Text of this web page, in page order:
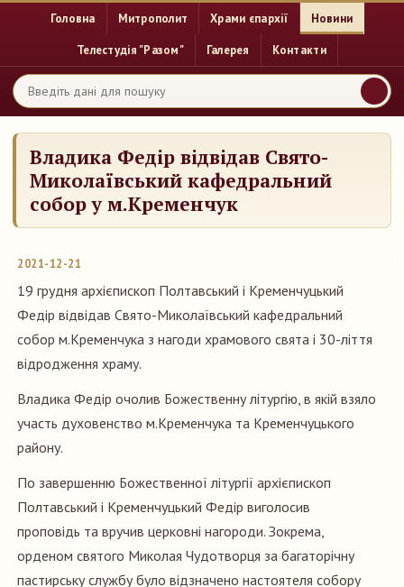
Головна Митрополит Храми єпархії Новини
Телестудія "Разом" Галерея Контакти
Владика Федір відвідав Свято-
Миколаївський кафедральний
собор у м.Кременчук
2021-12-21
19 грудня архієпископ Полтавський і Кременчуцький
Федір відвідав Свято-Миколаївський кафедральний
собор м.Кременчука з нагоди храмового свята і 30-ліття
відродження храму.
Владика Федір очолив Божественну літургію, в якій взяло
участь духовенство м.Кременчука та Кременчуцького
району.
По завершенню Божественної літургії архієпископ
Полтавський і Кременчуцький Федір виголосив
проповідь та вручив церковні нагороди. Зокрема,
орденом святого Миколая Чудотворця за багаторічну
пастирську службу було відзначено настоятеля собору